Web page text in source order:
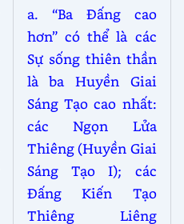
a. “Ba Đấng cao
hơn” có thể là các
Sự sống thiên thần
là ba Huyền Giai
Sáng Tạo cao nhất:
các Ngọn Lửa
Thiêng (Huyền Giai
Sáng Tạo I); các
Đấng Kiến Tạo
Thiêng Liêng